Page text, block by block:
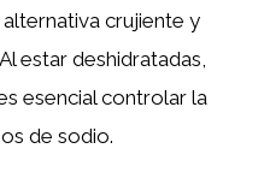
crujiente y
estar deshidratadas,
esencial controlar la
de sodio.